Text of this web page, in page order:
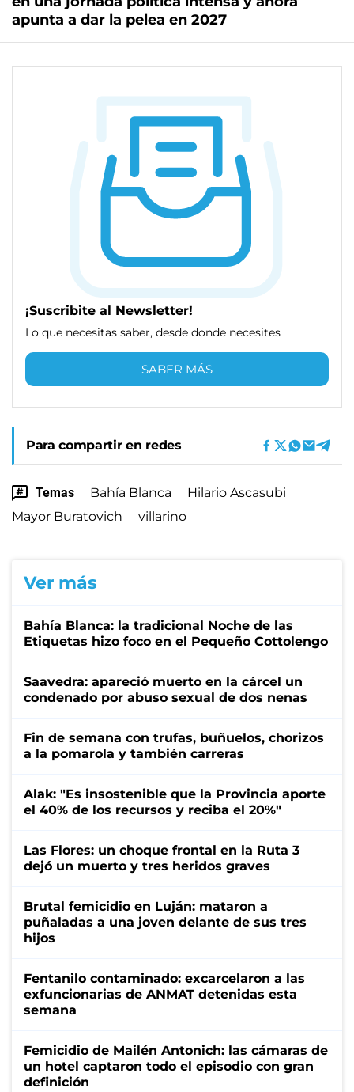
apunta a dar la pelea en 2027
¡Suscribite al Newsletter!
Lo que necesitas saber, desde donde necesites
SABER MÁS
Para compartir en redes
Temas Bahía Blanca
Hilario Ascasubi
Mayor Buratovich
villarino
Ver más
Bahía Blanca: la tradicional Noche de las
Etiquetas hizo foco en el Pequeño Cottolengo
Saavedra: apareció muerto en la cárcel un
condenado por abuso sexual de dos nenas
Fin de semana con trufas, buñuelos, chorizos
a la pomarola y también carreras
Alak: "Es insostenible que la Provincia aporte
el 40% de los recursos y reciba el 20%"
Las Flores: un choque frontal en la Ruta 3
dejó un muerto y tres heridos graves
Brutal femicidio en Luján: mataron a
puñaladas a una joven delante de sus tres
hijos
Fentanilo contaminado: excarcelaron a las
exfuncionarias de ANMAT detenidas esta
semana
Femicidio de Mailén Antonich: las cámaras de
un hotel captaron todo el episodio con gran
definición